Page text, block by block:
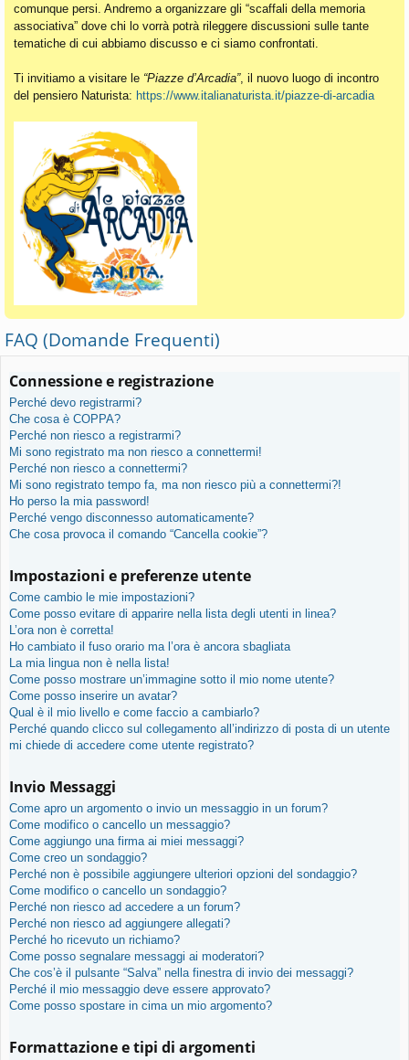
comunque persi. Andremo a organizzare gli “scaffali della memoria
associativa” dove chi lo vorrà potrà rileggere discussioni sulle tante
tematiche di cui abbiamo discusso e ci siamo confrontati.
Ti invitiamo a visitare le “Piazze d’Arcadia”, il nuovo luogo di incontro
del pensiero Naturista: https://www.italianaturista.it/piazze-di-arcadia
FAQ (Domande Frequenti)
Connessione e registrazione
Perché devo registrarmi?
Che cosa è COPPA?
Perché non riesco a registrarmi?
Mi sono registrato ma non riesco a connettermi!
Perché non riesco a connettermi?
Mi sono registrato tempo fa, ma non riesco più a connettermi?!
Ho perso la mia password!
Perché vengo disconnesso automaticamente?
Che cosa provoca il comando “Cancella cookie”?
Impostazioni e preferenze utente
Come cambio le mie impostazioni?
Come posso evitare di apparire nella lista degli utenti in linea?
L’ora non è corretta!
Ho cambiato il fuso orario ma l’ora è ancora sbagliata
La mia lingua non è nella lista!
Come posso mostrare un’immagine sotto il mio nome utente?
Come posso inserire un avatar?
Qual è il mio livello e come faccio a cambiarlo?
Perché quando clicco sul collegamento all’indirizzo di posta di un utente
mi chiede di accedere come utente registrato?
Invio Messaggi
Come apro un argomento o invio un messaggio in un forum?
Come modifico o cancello un messaggio?
Come aggiungo una firma ai miei messaggi?
Come creo un sondaggio?
Perché non è possibile aggiungere ulteriori opzioni del sondaggio?
Come modifico o cancello un sondaggio?
Perché non riesco ad accedere a un forum?
Perché non riesco ad aggiungere allegati?
Perché ho ricevuto un richiamo?
Come posso segnalare messaggi ai moderatori?
Che cos’è il pulsante “Salva” nella finestra di invio dei messaggi?
Perché il mio messaggio deve essere approvato?
Come posso spostare in cima un mio argomento?
Formattazione e tipi di argomenti